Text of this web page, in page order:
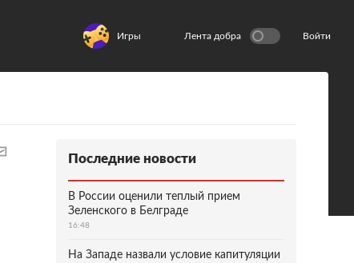
Игры Лента добра Войти
Последние новости
В России оценили теплый прием
Зеленского в Белграде
16:48
На Западе назвали условие капитуляции